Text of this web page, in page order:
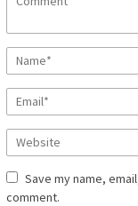
Save my name,
comment.